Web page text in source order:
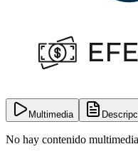
Multimedia
No hay contenido